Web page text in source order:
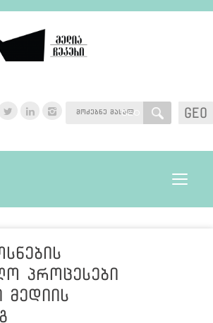
GEO
GEO
Toggle
პროცესები
მედიის